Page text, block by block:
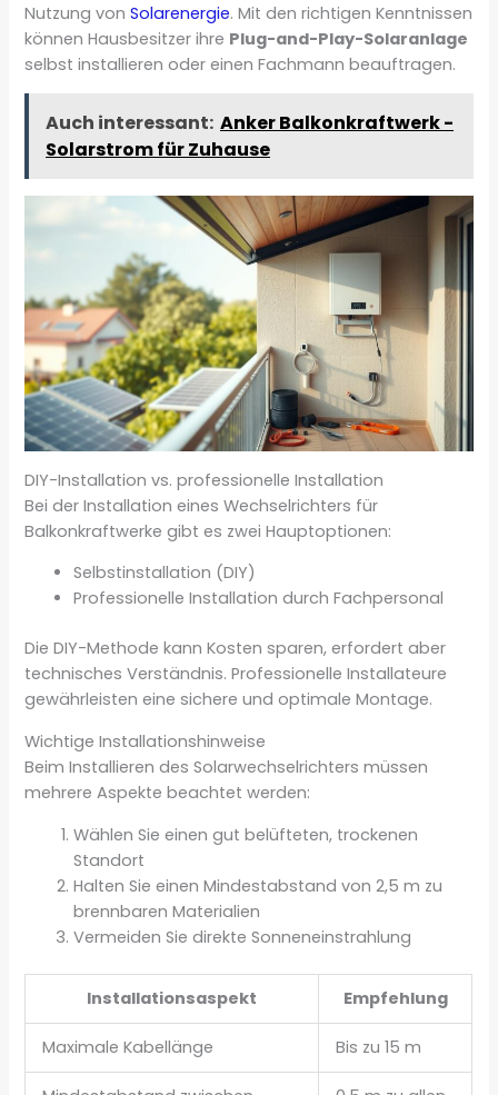
Nutzung vonSolarenergie. Mit den richtigen Kenntnissen
können Hausbesitzer ihre Plug-and-Play-Solaranlage
selbst installieren oder einen Fachmann beauftragen.
Auch interessant: Anker Balkonkraftwerk -
Solarstrom für Zuhause
DIY-Installation vs. professionelle Installation
Bei der Installation eines Wechselrichters für
Balkonkraftwerke gibt es zwei Hauptoptionen:
Selbstinstallation (DIY)
Professionelle Installation durch Fachpersonal
Die DIY-Methode kann Kosten sparen, erfordert aber
technisches Verständnis. Professionelle Installateure
gewährleisten eine sichere und optimale Montage.
Wichtige Installationshinweise
Beim Installieren des Solarwechselrichters müssen
mehrere Aspekte beachtet werden:
Wählen Sie einen gut belüfteten, trockenen
Standort
Halten Sie einen Mindestabstand von 2,5 m zu
brennbaren Materialien
Vermeiden Sie direkte Sonneneinstrahlung
Installationsaspekt Empfehlung
Maximale Kabellänge Bis zu 15 m